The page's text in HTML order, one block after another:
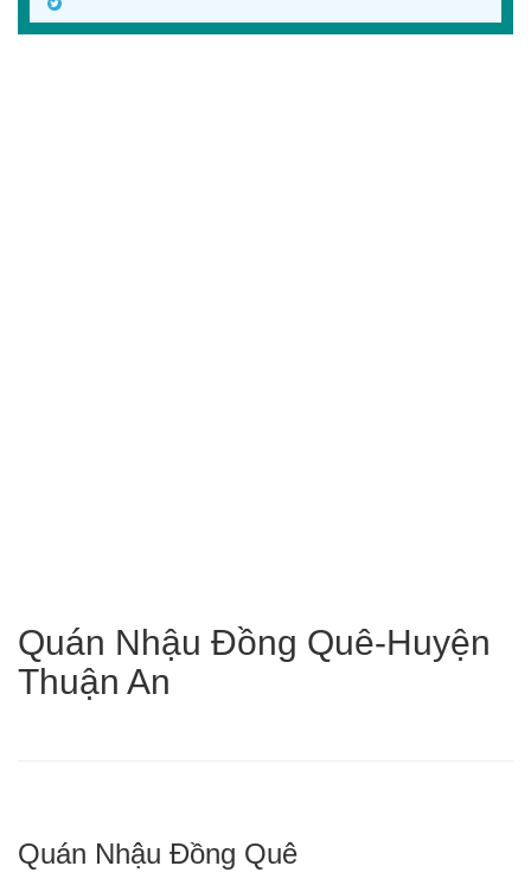
Quán Nhậu Đồng Quê-Huyện
Thuận An
Quán Nhậu Đồng Quê